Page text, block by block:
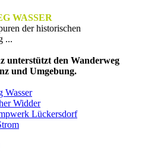
WASSER
der historischen
...
unterstützt den Wanderweg
und Umgebung.
Wasser
Widder
Lückersdorf